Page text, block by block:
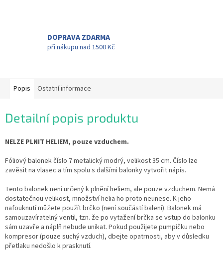
DOPRAVA ZDARMA
při nákupu nad 1500 Kč
Popis Ostatní informace
Detailní popis produktu
NELZE PLNIT HELIEM, pouze vzduchem.
Fóliový balonek číslo 7 metalický modrý, velikost 35 cm. Číslo lze
zavěsit na vlasec a tím spolu s dalšími balonky vytvořit nápis.
Tento balonek není určený k plnění heliem, ale pouze vzduchem. Nemá
dostatečnou velikost, množství helia ho proto neunese. K jeho
nafouknutí můžete použít brčko (není součástí balení). Balonek má
samouzavíratelný ventil, tzn. že po vytažení brčka se vstup do balonku
sám uzavře a náplň nebude unikat. Pokud použijete pumpičku nebo
kompresor (pouze suchý vzduch), dbejte opatrnosti, aby v důsledku
přetlaku nedošlo k prasknutí.